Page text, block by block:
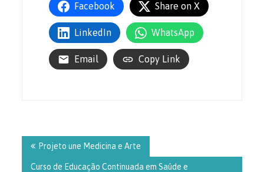
Facebook Share on X
LinkedIn WhatsApp
Email Copy Link
de
Post
Projeto une Medicina e Arte
Curso de Educação Continuada em Saúde e